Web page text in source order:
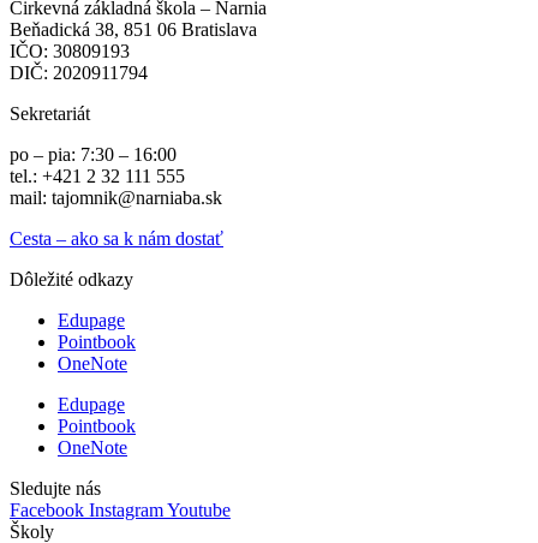
Cirkevná základná škola – Narnia
Beňadická 38, 851 06 Bratislava
IČO: 30809193
DIČ: 2020911794
Sekretariát
po – pia: 7:30 – 16:00
tel.: +421 2 32 111 555
mail: tajomnik@narniaba.sk
Cesta – ako sa k nám dostať
Dôležité odkazy
Edupage
Pointbook
OneNote
Edupage
Pointbook
OneNote
Sledujte nás
Facebook InstagramYoutube
Školy